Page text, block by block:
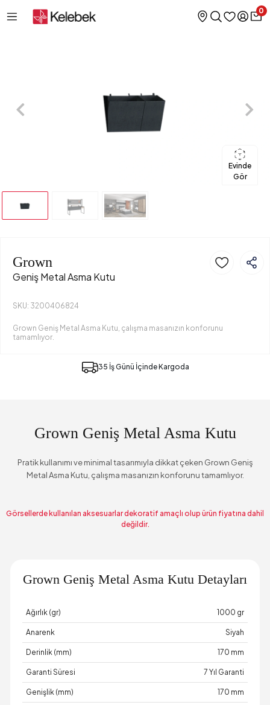
0
Evinde
Gör
Grown
Geniş Metal Asma Kutu
SKU: 3200406824
Grown Geniş Metal Asma Kutu, çalışma masanızın konforunu
tamamlıyor.
35 İş Günü İçinde Kargoda
Grown Geniş Metal Asma Kutu
Pratik kullanımı ve minimal tasarımıyla dikkat çeken Grown Geniş
Metal Asma Kutu, çalışma masanızın konforunu tamamlıyor.
Görsellerde kullanılan aksesuarlar dekoratif amaçlı olup ürün fiyatına dahil
değildir.
Grown Geniş Metal Asma Kutu Detayları
Ağırlık (gr) 1000 gr
Anarenk Siyah
Derinlik (mm) 170 mm
Garanti Süresi 7 Yıl Garanti
Genişlik (mm) 170 mm